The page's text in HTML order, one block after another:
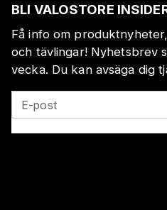
BLI VALOSTORE
Få info om
och tävlingar! Nyhetsbrev
vecka. Du kan avsäga dig
E-post